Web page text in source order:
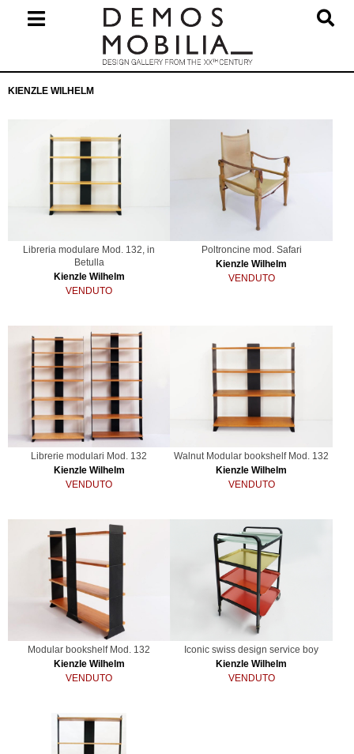
primario
KIENZLE WILHELM
Libreria modulare Mod. 132, in
Betulla
Kienzle Wilhelm
VENDUTO
Poltroncine mod. Safari
Kienzle Wilhelm
VENDUTO
Librerie modulari Mod. 132
Kienzle Wilhelm
VENDUTO
Walnut Modular bookshelf Mod. 132
Kienzle Wilhelm
VENDUTO
Modular bookshelf Mod. 132
Kienzle Wilhelm
VENDUTO
Iconic swiss design service boy
Kienzle Wilhelm
VENDUTO